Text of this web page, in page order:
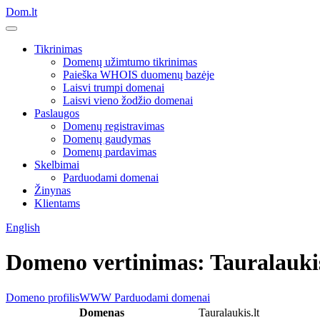
Dom.lt
Tikrinimas
Domenų užimtumo tikrinimas
Paieška WHOIS duomenų bazėje
Laisvi trumpi domenai
Laisvi vieno žodžio domenai
Paslaugos
Domenų registravimas
Domenų gaudymas
Domenų pardavimas
Skelbimai
Parduodami domenai
Žinynas
Klientams
English
Domeno vertinimas:
Domeno profilisWWW Parduodami domenai
Domenas
Tauralaukis.lt